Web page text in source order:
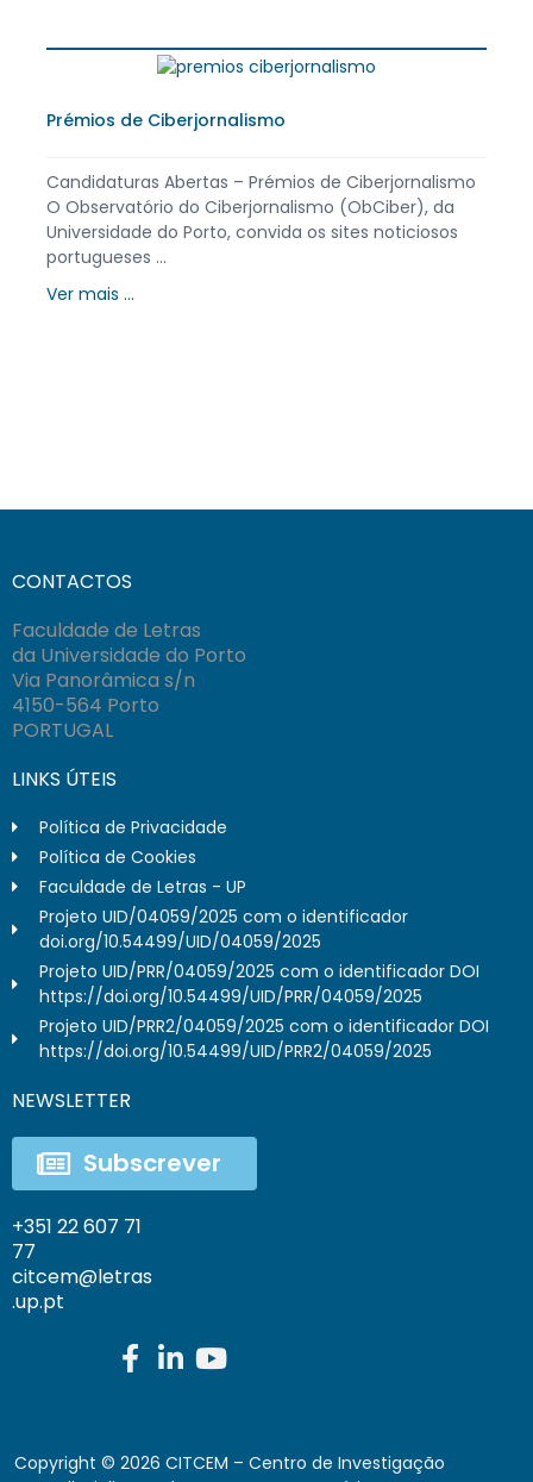
Prémios de Ciberjornalismo
Candidaturas Abertas – Prémios de Ciberjornalismo
O Observatório do Ciberjornalismo (ObCiber), da
Universidade do Porto, convida os sites noticiosos
portugueses ...
Ver mais ...
CONTACTOS
Faculdade de Letras
da Universidade do Porto
Via Panorâmica s/n
4150-564 Porto
PORTUGAL
LINKS ÚTEIS
Política de Privacidade
Política de Cookies
Faculdade de Letras - UP
Projeto UID/04059/2025 com o identificador
doi.org/10.54499/UID/04059/2025
Projeto UID/PRR/04059/2025 com o identificador DOI
https://doi.org/10.54499/UID/PRR/04059/2025
Projeto UID/PRR2/04059/2025 com o identificador DOI
https://doi.org/10.54499/UID/PRR2/04059/2025
NEWSLETTER
Subscrever
+351 22 607 71
77
citcem@letras
.up.pt
Copyright © 2026 CITCEM – Centro de Investigação